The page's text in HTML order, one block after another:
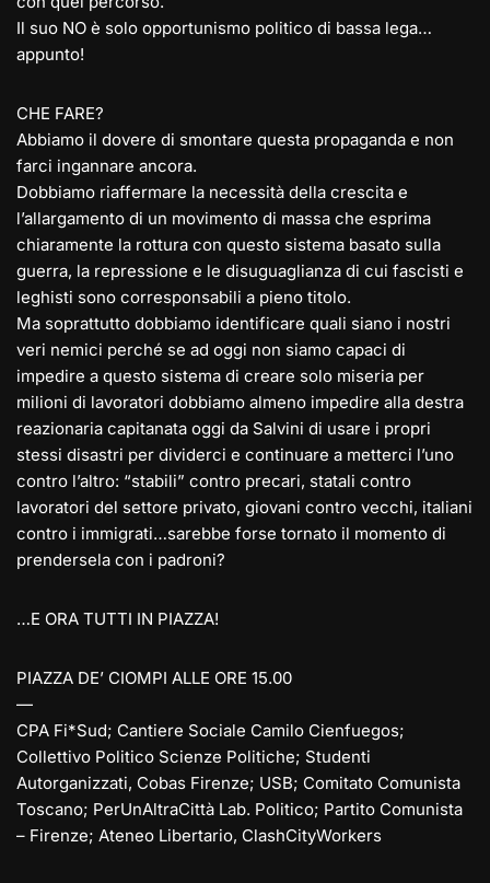
Il suo NO è solo opportunismo politico di bassa lega…
appunto!
CHE FARE?
Abbiamo il dovere di smontare questa propaganda e non
farci ingannare ancora.
Dobbiamo riaffermare la necessità della crescita e
l’allargamento di un movimento di massa che esprima
chiaramente la rottura con questo sistema basato sulla
guerra, la repressione e le disuguaglianza di cui fascisti e
leghisti sono corresponsabili a pieno titolo.
Ma soprattutto dobbiamo identificare quali siano i nostri
veri nemici perché se ad oggi non siamo capaci di
impedire a questo sistema di creare solo miseria per
milioni di lavoratori dobbiamo almeno impedire alla destra
reazionaria capitanata oggi da Salvini di usare i propri
stessi disastri per dividerci e continuare a metterci l’uno
contro l’altro: “stabili” contro precari, statali contro
lavoratori del settore privato, giovani contro vecchi, italiani
contro i immigrati…sarebbe forse tornato il momento di
prendersela con i padroni?
…E ORA TUTTI IN PIAZZA!
PIAZZA DE’ CIOMPI ALLE ORE 15.00
—
CPA Fi*Sud; Cantiere Sociale Camilo Cienfuegos;
Collettivo Politico Scienze Politiche; Studenti
Autorganizzati, Cobas Firenze; USB; Comitato Comunista
Toscano; PerUnAltraCittà Lab. Politico; Partito Comunista
– Firenze; Ateneo Libertario, ClashCityWorkers